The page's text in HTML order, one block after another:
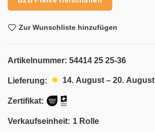
Zur Wunschliste hinzufügen
Artikelnummer: 54414 25 25-36
Lieferung: 14. August – 20. August
Zertifikat:
Verkaufseinheit: 1 Rolle